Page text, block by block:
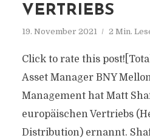
VERTRIEBS
19. November 2021 2 Min.
Click to rate this
Asset Manager BNY
Management hat Matt
europäischen Vertriebs
Distribution) ernannt.